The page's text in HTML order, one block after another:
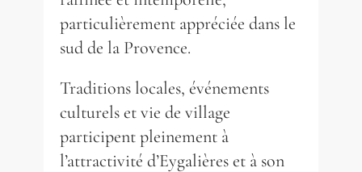
particulièrement appréciée dans le
sud de la Provence.
Traditions locales, événements
culturels et vie de village
participent pleinement à
l’attractivité d’Eygalières et à son